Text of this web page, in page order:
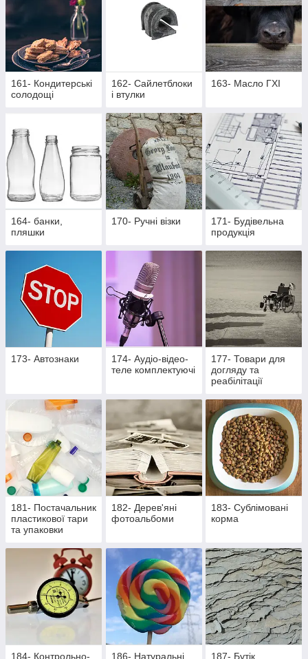
161- Кондитерські
солодощі
162- Cайлетблоки
і втулки
163- Масло ГХІ
164- банки,
пляшки
170- Ручні візки
171- Будівельна
продукція
173- Автознаки
174- Аудіо-відео-
теле комплектуючі
177- Товари для
догляду та
реабілітації
активних пацієнтів
181- Постачальник
пластикової тари
та упаковки
182- Дерев'яні
фотоальбоми
183- Сублімовані
корма
184- Контрольно- 186- Натуральні 187- Бутік